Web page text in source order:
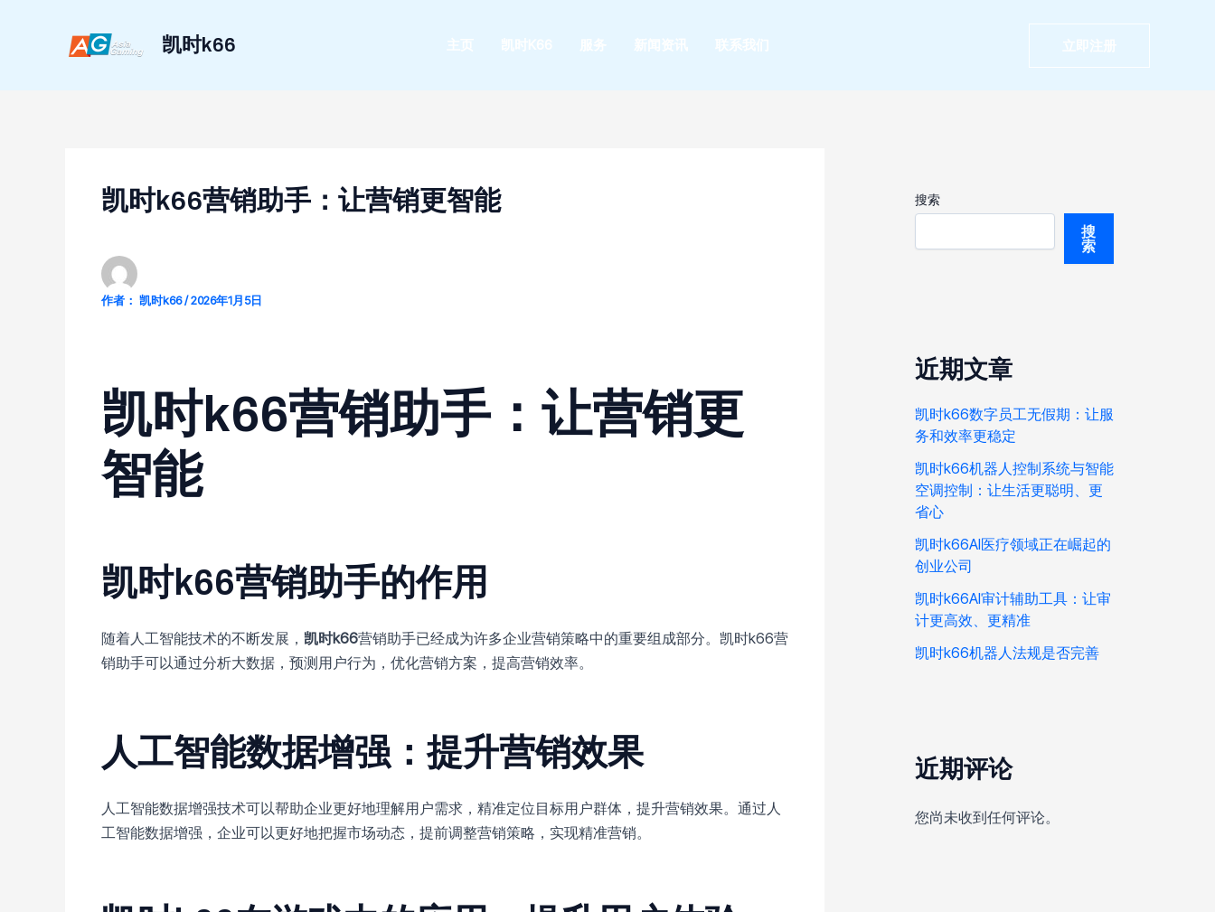
凯时k66 主页 凯时K66 服务 新闻资讯 联系我们 立即注册
凯时k66营销助手：让营销更智能
作者： 凯时k66/2026年1月5日
凯时k66营销助手：让营销更
智能
凯时k66营销助手的作用
随着人工智能技术的不断发展， 凯时k66营销助手已经成为许多企业营销策略中的重要组成部分。凯时k66营
销助手可以通过分析大数据，预测用户行为，优化营销方案，提高营销效率。
人工智能数据增强：提升营销效果
人工智能数据增强技术可以帮助企业更好地理解用户需求，精准定位目标用户群体，提升营销效果。通过人
工智能数据增强，企业可以更好地把握市场动态，提前调整营销策略，实现精准营销。
搜索
搜
索
近期文章
凯时k66数字员工无假期：让服
务和效率更稳定
凯时k66机器人控制系统与智能
空调控制：让生活更聪明、更
省心
凯时k66AI医疗领域正在崛起的
创业公司
凯时k66AI审计辅助工具：让审
计更高效、更精准
凯时k66机器人法规是否完善
近期评论
您尚未收到任何评论。